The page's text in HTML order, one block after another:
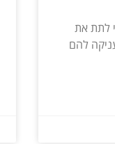
לתת את
להם